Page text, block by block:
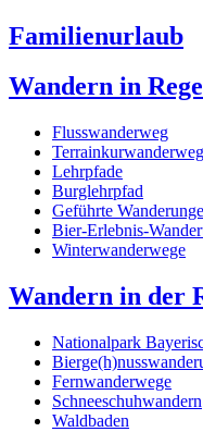
Familienurlaub
Wandern in
Flusswanderweg
Lehrpfade
Burglehrpfad
Geführte
Bier-Erlebnis-
Winterwanderwege
Wandern in der
Nationalpark
Fernwanderwege
Schneeschuhwandern
Waldbaden